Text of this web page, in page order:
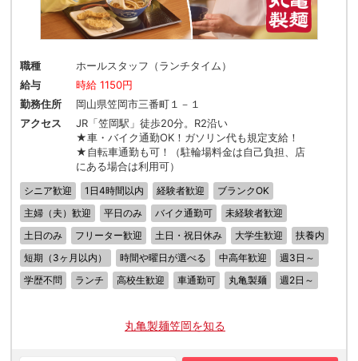
職種
ホールスタッフ（ランチタイム）
給与
時給 1150円
勤務住所
岡山県笠岡市三番町１－１
アクセス
JR「笠岡駅」徒歩20分。R2沿い
★車・バイク通勤OK！ガソリン代も規定支給！
★自転車通勤も可！（駐輪場料金は自己負担、店
にある場合は利用可）
シニア歓迎 1日4時間以内 経験者歓迎
ブランクOK
主婦（夫）歓迎
平日のみ バイク通勤可
未経験者歓迎
土日のみ
フリーター歓迎 土日・祝日休み 大学生歓迎
扶養内
短期（3ヶ月以内）
時間や曜日が選べる 中高年歓迎
週3日～
学歴不問
ランチ 高校生歓迎 車通勤可 丸亀製麺 週2日～
丸亀製麺笠岡を知る